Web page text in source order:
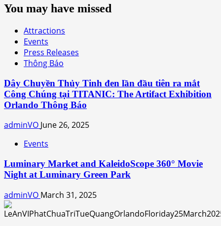
You may have missed
Attractions
Events
Press Releases
Thông Báo
Dây Chuyền Thủy Tinh đen lần đầu tiên ra mắt
Công Chúng tại TITANIC: The Artifact Exhibition
Orlando Thông Báo
adminVO June 26, 2025
Events
Luminary Market and KaleidoScope 360° Movie
Night at Luminary Green Park
adminVO March 31, 2025